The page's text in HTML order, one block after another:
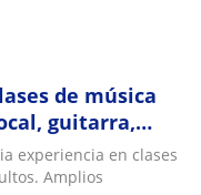
de música
guitarra,
experiencia en clases
Amplios